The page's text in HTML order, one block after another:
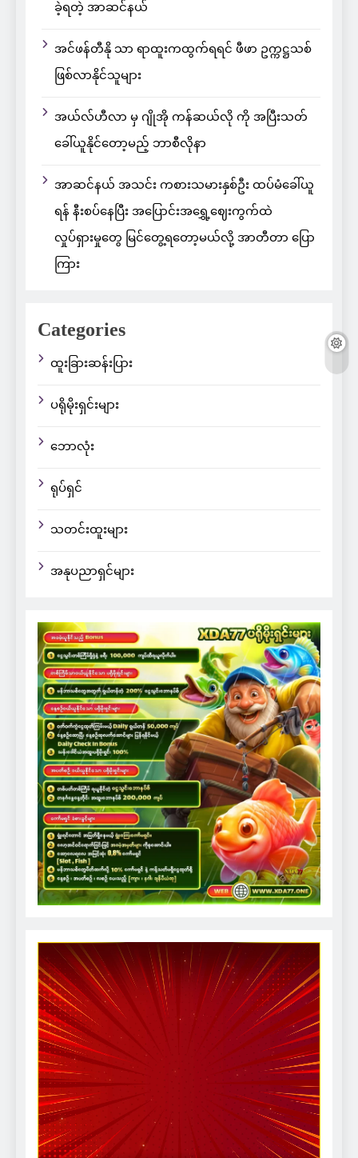
ခဲ့ရတဲ့ အာဆင်နယ်
အင်ဖန်တီနို သာ ရာထူးကထွက်ရရင် ဖီဖာ ဥက္ကဋ္ဌသစ်
ဖြစ်လာနိုင်သူများ
အယ်လ်ဟီလာ မှ ဂျိုအို ကန်ဆယ်လို ကို အပြီးသတ်
ခေါ်ယူနိုင်တော့မည့် ဘာစီလိုနာ
အာဆင်နယ် အသင်း ကစားသမားနှစ်ဦး ထပ်မံခေါ်ယူ
ရန် နီးစပ်နေပြီး အပြောင်းအရွှေ့ဈေးကွက်ထဲ
လှုပ်ရှားမှုတွေ မြင်တွေ့ရတော့မယ်လို့ အာတီတာ ပြော
ကြား
Categories
ထူးခြားဆန်းပြား
ပရိုမိုးရှင်းများ
ဘောလုံး
ရုပ်ရှင်
သတင်းထူးများ
အနုပညာရှင်များ